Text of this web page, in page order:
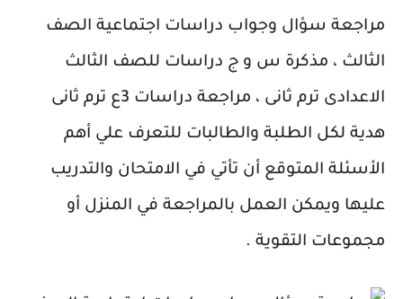
مراجعة سؤال وجواب دراسات اجتماعية الصف
الثالث ، مذكرة س و ج دراسات للصف الثالث
الاعدادى ترم ثانى ، مراجعة دراسات 3ع ترم ثانى
هدية لكل الطلبة والطالبات للتعرف علي أهم
الأسئلة المتوقع أن تأتي في الامتحان والتدريب
عليها ويمكن العمل بالمراجعة في المنزل أو
مجموعات التقوية .